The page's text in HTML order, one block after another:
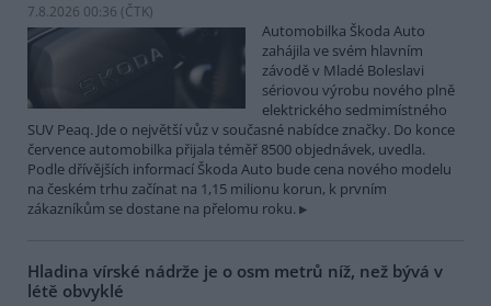
7.8.2026 00:36 (ČTK)
Automobilka Škoda Auto
zahájila ve svém hlavním
závodě v Mladé Boleslavi
sériovou výrobu nového plně
elektrického sedmimístného
SUV Peaq. Jde o největší vůz v současné nabídce značky. Do konce
července automobilka přijala téměř 8500 objednávek, uvedla.
Podle dřívějších informací Škoda Auto bude cena nového modelu
na českém trhu začínat na 1,15 milionu korun, k prvním
zákazníkům se dostane na přelomu roku.
Hladina vírské nádrže je o osm metrů níž, než bývá v
létě obvyklé